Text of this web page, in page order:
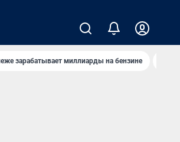
зарабатывает миллиарды на бензине